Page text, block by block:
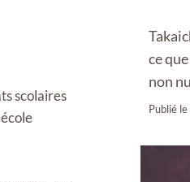
scolaires
ce
non
Publié le